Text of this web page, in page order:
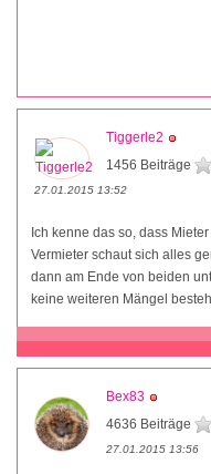
Tiggerle2
1456 Beiträge
27.01.2015 13:52
Ich kenne das so, dass
Vermieter schaut sich alles
dann am Ende von beiden
keine weiteren Mängel
Bex83
4636 Beiträge
27.01.2015 13:56